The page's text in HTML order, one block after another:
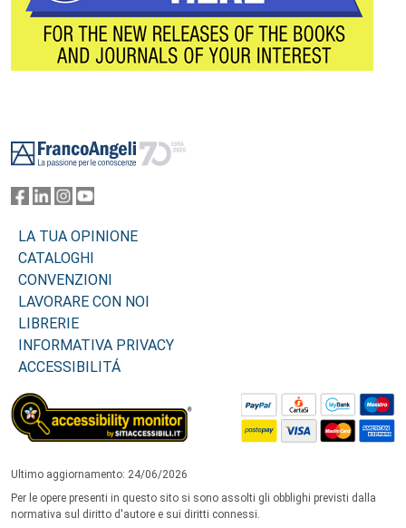
LA TUA OPINIONE
CATALOGHI
CONVENZIONI
LAVORARE CON NOI
LIBRERIE
INFORMATIVA PRIVACY
ACCESSIBILITÁ
Ultimo aggiornamento: 24/06/2026
Per le opere presenti in questo sito si sono assolti gli obblighi previsti dalla
normativa sul diritto d'autore e sui diritti connessi.